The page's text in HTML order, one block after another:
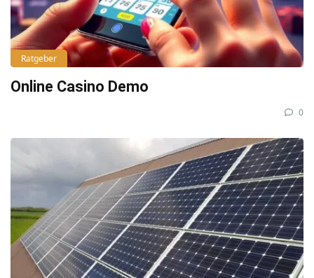
Ratgeber
Online Casino Demo
0